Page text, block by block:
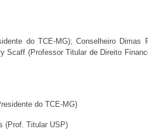
do TCE-MG); Conselheiro Dimas
Scaff (Professor Titular de Direito
do TCE-MG)
(Prof. Titular USP)